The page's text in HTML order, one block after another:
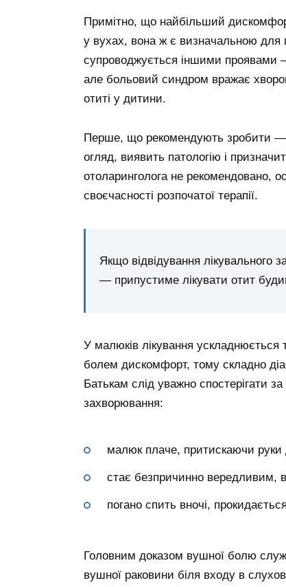
Примітно, що найбільший
у вухах, вона ж є визначальною для
супроводжується іншими проявами
але больовий синдром вражає
отиті у дитини.
Перше, що рекомендують зробити —
огляд, виявить патологію і
отоларинголога не рекомендовано,
своєчасності розпочатої терапії.
Якщо відвідування лікувального
— припустиме лікувати отит
У малюків лікування
болем дискомфорт, тому складно
Батькам слід уважно спостерігати
захворювання:
малюк плаче, притискаючи руки
стає безпричинно вередливим,
погано спить вночі,
Головним доказом вушної болю
вушної раковини біля входу в